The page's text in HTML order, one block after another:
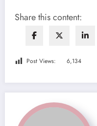
Share this content:
Post Views: 6,134